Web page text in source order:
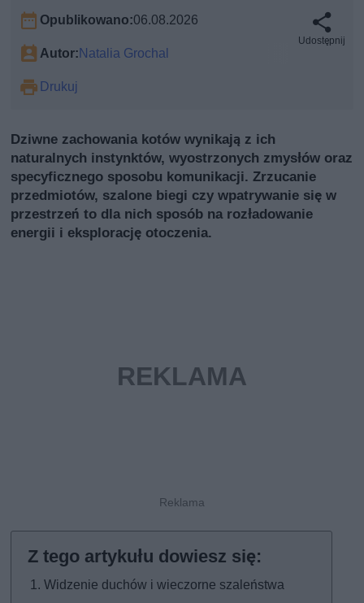
Opublikowano:06.08.2026
Autor: Natalia Grochal
Drukuj
Udostępnij
Dziwne zachowania kotów wynikają z ich
naturalnych instynktów, wyostrzonych zmysłów oraz
specyficznego sposobu komunikacji. Zrzucanie
przedmiotów, szalone biegi czy wpatrywanie się w
przestrzeń to dla nich sposób na rozładowanie
energii i eksplorację otoczenia.
Widzenie duchów i wieczorne szaleństwa